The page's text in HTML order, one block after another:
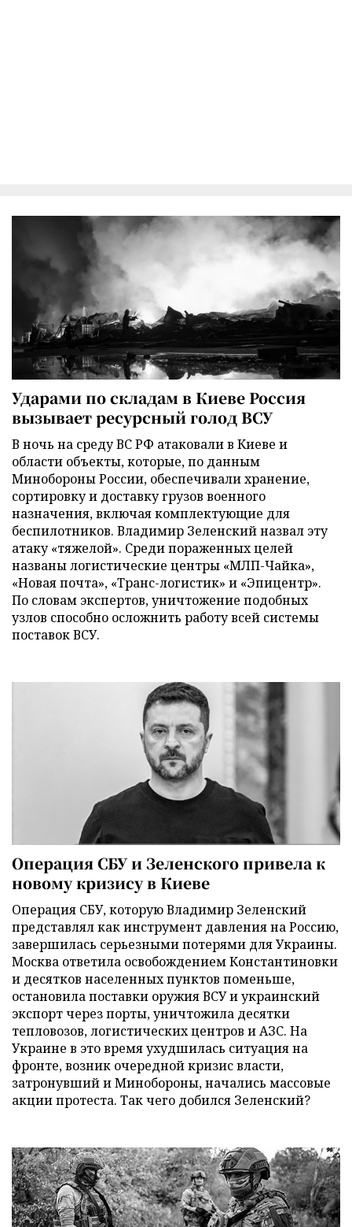
Ударами по складам в Киеве Россия
вызывает ресурсный голод ВСУ
В ночь на среду ВС РФ атаковали в Киеве и
области объекты, которые, по данным
Минобороны России, обеспечивали хранение,
сортировку и доставку грузов военного
назначения, включая комплектующие для
беспилотников. Владимир Зеленский назвал эту
атаку «тяжелой». Среди пораженных целей
названы логистические центры «МЛП-Чайка»,
«Новая почта», «Транс-логистик» и «Эпицентр».
По словам экспертов, уничтожение подобных
узлов способно осложнить работу всей системы
поставок ВСУ.
Операция СБУ и Зеленского привела к
новому кризису в Киеве
Операция СБУ, которую Владимир Зеленский
представлял как инструмент давления на Россию,
завершилась серьезными потерями для Украины.
Москва ответила освобождением Константиновки
и десятков населенных пунктов поменьше,
остановила поставки оружия ВСУ и украинский
экспорт через порты, уничтожила десятки
тепловозов, логистических центров и АЗС. На
Украине в это время ухудшилась ситуация на
фронте, возник очередной кризис власти,
затронувший и Минобороны, начались массовые
акции протеста. Так чего добился Зеленский?